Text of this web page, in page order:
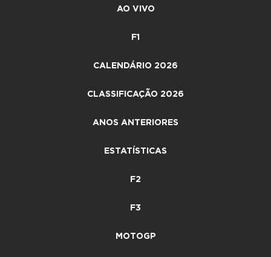
AO VIVO
F1
CALENDÁRIO 2026
CLASSIFICAÇÃO 2026
ANOS ANTERIORES
ESTATÍSTICAS
F2
F3
MOTOGP